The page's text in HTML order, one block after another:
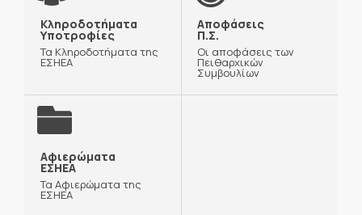
Κληροδοτήματα
Υποτροφίες
Τα Κληροδοτήματα της
ΕΣΗΕΑ
Αποφάσεις
Π.Σ.
Οι αποφάσεις των
Πειθαρχικών
Συμβουλίων
Αφιερώματα
ΕΣΗΕΑ
Τα Αφιερώματα της
ΕΣΗΕΑ